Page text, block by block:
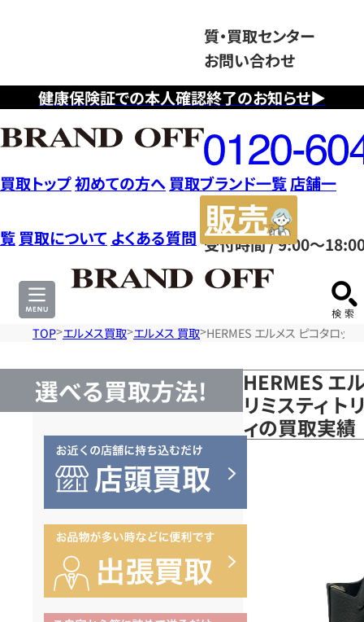
健康保険証での本人確認終了のお知らせ▶
質・買取センター
お問い合わせ
フ
リ
ー
ダ
イ
ヤ
ル
0120604117
受付時間 / 9:00～
買取トップ初めての方へ 買取ブランド一覧店舗一
覧 買取について よくある質問
サ
TOP エルメス買取 エルメス 買取 HERMES エルメス ピコタロッ
選べる買取方法!
HERMES エ
リミスティ ト
ィの買取実績